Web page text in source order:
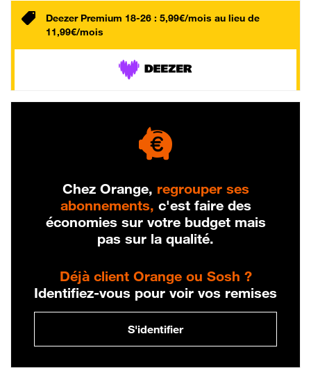
Deezer Premium 18-26 : 5,99€/mois au lieu de
11,99€/mois
Chez Orange, regrouper ses
abonnements, c'est faire des
économies sur votre budget mais
pas sur la qualité.
Déjà client Orange ou Sosh ?
Identifiez-vous pour voir vos remises
S'identifier